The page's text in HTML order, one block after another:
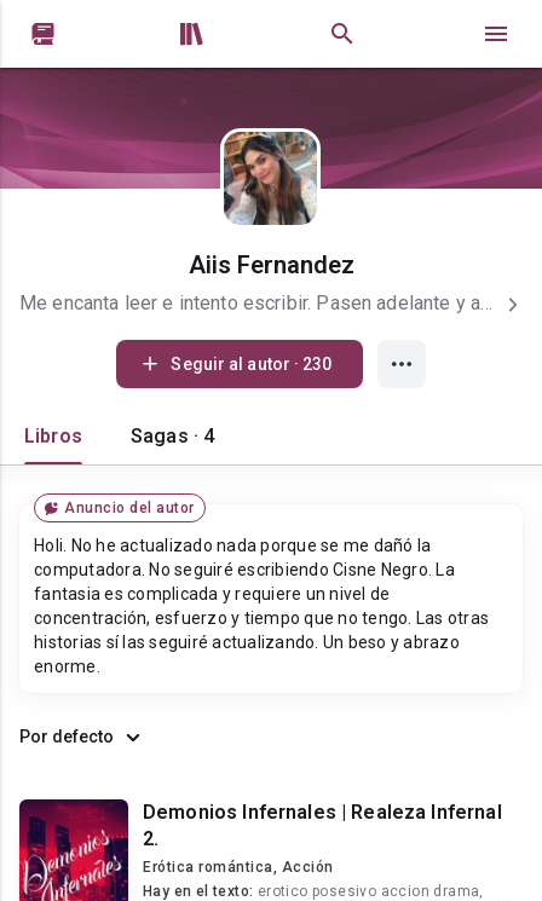
 
Aiis Fernandez
Me encanta leer e intento escribir. Pasen adelante y adéntrense en mi mundo. Son muy bienvenidos ❤️ Mis historias: ° Trilogía Amores Millonarios: 1. Los Millonarios no se Enamoran [Terminada] 2. Los Millonarios no tienen Corazón [Terminada] 3. Los Millonarios no sufren por falta de Amor [Terminada] ° Duología Realeza Infernal: 1. Princesas Infernales [Terminada] 2. Demonios Infernales [Actualizaciones lentas] ° Trilogía Destino: 1. Compartiendo tu Presente [En Actualizaciones] °Serie Italia en Llamas: 1. Cosa Nostra [En Actualizaciones] ° Autoconclusivas: SNAPE [Terminada]
Seguir al autor · 230
Libros Sagas · 4
Anuncio del autor
Holi. No he actualizado nada porque se me dañó la
computadora. No seguiré escribiendo Cisne Negro. La
fantasia es complicada y requiere un nivel de
concentración, esfuerzo y tiempo que no tengo. Las otras
historias sí las seguiré actualizando. Un beso y abrazo
enorme.
Por defecto
Demonios Infernales | Realeza Infernal
2.
Erótica romántica, Acción
Hay en el texto: erotico posesivo accion drama,